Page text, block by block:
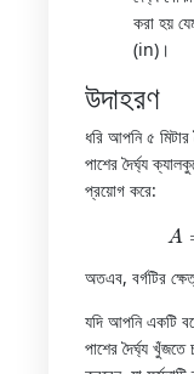
করা হয়
(in)।
উদাহরণ
ধরি আপনি ৫ মিটার
পাশের দৈর্ঘ্য
প্রয়োগ করে:
অতএব, বর্গটির
যদি আপনি একটি
পাশের দৈর্ঘ্য